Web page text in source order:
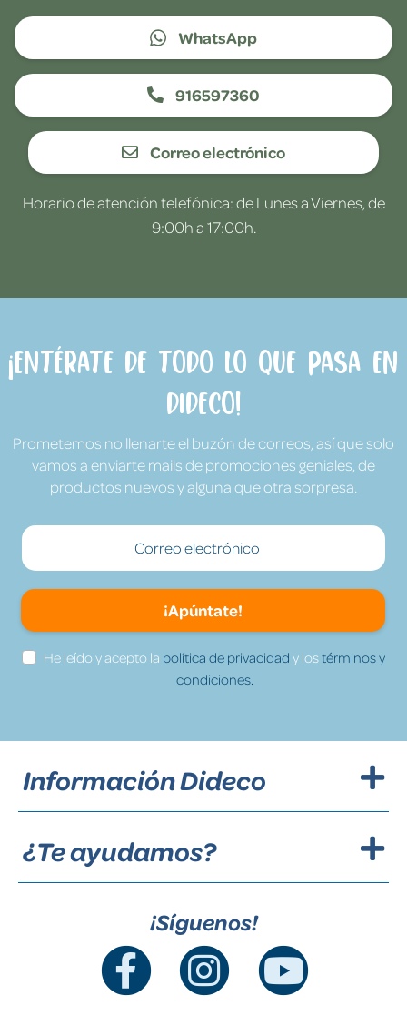
WhatsApp
916597360
Correo electrónico
Horario de atención telefónica: de Lunes a Viernes, de
9:00h a 17:00h.
¡Entérate de todo lo que pasa en
Dideco!
Prometemos no llenarte el buzón de correos, así que solo
vamos a enviarte mails de promociones geniales, de
productos nuevos y alguna que otra sorpresa.
¡Apúntate!
He leído y acepto la política de privacidad y lostérminos y
condiciones.
Información Dideco
¿Te ayudamos?
¡Síguenos!